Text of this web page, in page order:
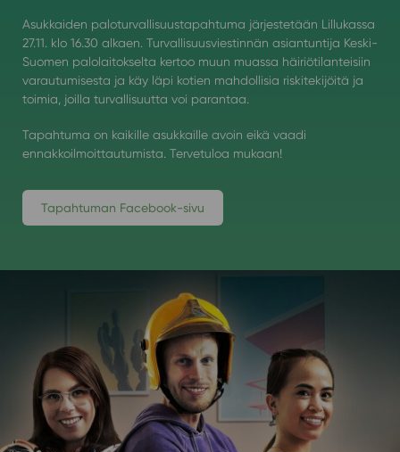
Asukkaiden paloturvallisuustapahtuma järjestetään Lillukassa
27.11. klo 16.30 alkaen. Turvallisuusviestinnän asiantuntija Keski-
Suomen palolaitokselta kertoo muun muassa häiriötilanteisiin
varautumisesta ja käy läpi kotien mahdollisia riskitekijöitä ja
toimia, joilla turvallisuutta voi parantaa.
Tapahtuma on kaikille asukkaille avoin eikä vaadi
ennakkoilmoittautumista. Tervetuloa mukaan!
Tapahtuman Facebook-sivu